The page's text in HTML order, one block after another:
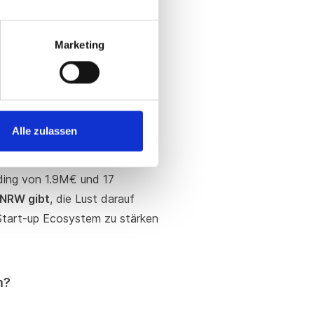
Marketing
Alle zulassen
das Programmindividuell
Scale-up.NRW
von 1.9M€ und 17
gibt, die Lust darauf
up Ecosystem zu stärken